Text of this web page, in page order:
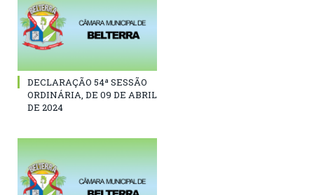
DECLARAÇÃO 54ª SESSÃO
ORDINÁRIA, DE 09 DE ABRIL
DE 2024